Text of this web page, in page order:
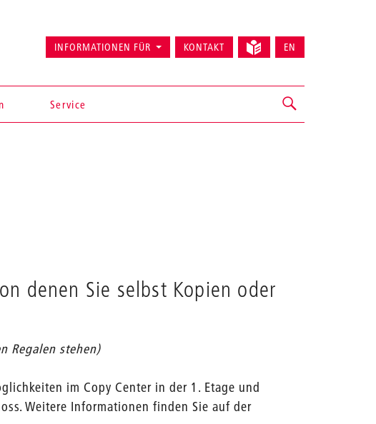
Service
INFORMATIONEN FÜR KONTAKT EN
denen Sie selbst Kopien oder
Regalen stehen)
im Copy Center in der 1. Etage und
Weitere Informationen finden Sie auf der